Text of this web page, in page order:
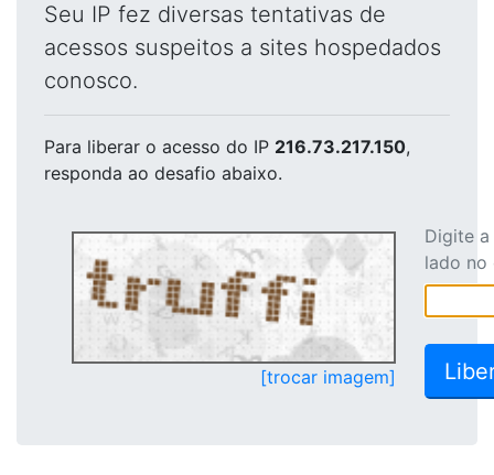
Seu IP fez diversas tentativas de
acessos suspeitos a sites hospedados
conosco.
Para liberar o acesso do IP 216.73.217.150,
responda ao desafio abaixo.
[trocar imagem]
Digite
lado no